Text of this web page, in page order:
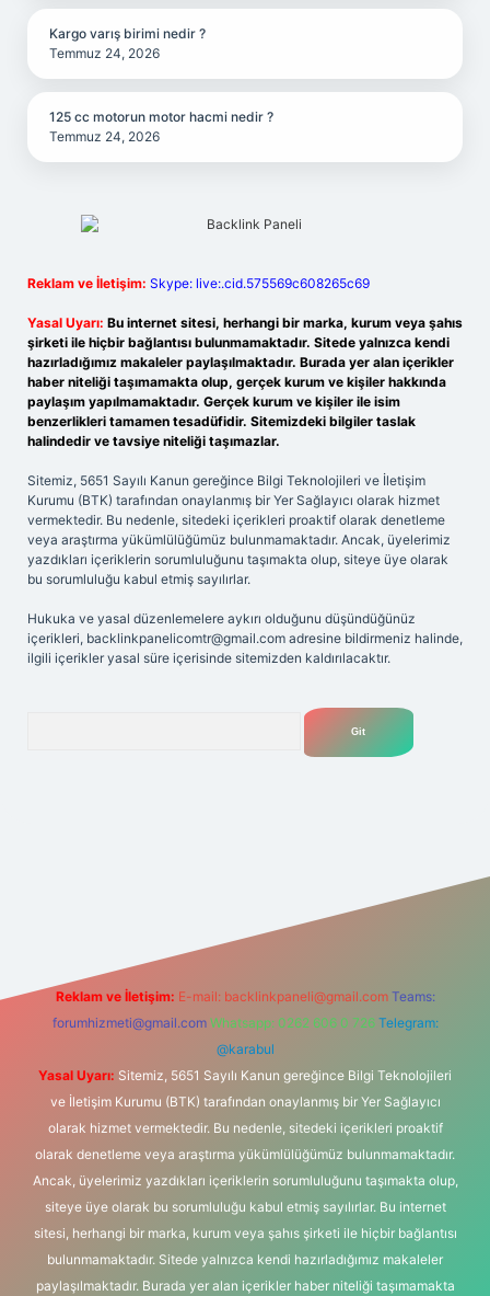
Kargo varış birimi nedir ?
Temmuz 24, 2026
125 cc motorun motor hacmi nedir ?
Temmuz 24, 2026
Reklam ve İletişim: Skype: live:.cid.575569c608265c69
Yasal Uyarı: Bu internet sitesi, herhangi bir marka, kurum veya şahıs
şirketi ile hiçbir bağlantısı bulunmamaktadır. Sitede yalnızca kendi
hazırladığımız makaleler paylaşılmaktadır. Burada yer alan içerikler
haber niteliği taşımamakta olup, gerçek kurum ve kişiler hakkında
paylaşım yapılmamaktadır. Gerçek kurum ve kişiler ile isim
benzerlikleri tamamen tesadüfidir. Sitemizdeki bilgiler taslak
halindedir ve tavsiye niteliği taşımazlar.
Sitemiz, 5651 Sayılı Kanun gereğince Bilgi Teknolojileri ve İletişim
Kurumu (BTK) tarafından onaylanmış bir Yer Sağlayıcı olarak hizmet
vermektedir. Bu nedenle, sitedeki içerikleri proaktif olarak denetleme
veya araştırma yükümlülüğümüz bulunmamaktadır. Ancak, üyelerimiz
yazdıkları içeriklerin sorumluluğunu taşımakta olup, siteye üye olarak
bu sorumluluğu kabul etmiş sayılırlar.
Hukuka ve yasal düzenlemelere aykırı olduğunu düşündüğünüz
içerikleri, backlinkpanelicomtr@gmail.com adresine bildirmeniz halinde,
ilgili içerikler yasal süre içerisinde sitemizden kaldırılacaktır.
Reklam ve İletişim: E-mail: backlinkpaneli@gmail.com Teams:
forumhizmeti@gmail.com Whatsapp: 0262 606 0 726 Telegram:
@karabul
Yasal Uyarı: Sitemiz, 5651 Sayılı Kanun gereğince Bilgi Teknolojileri
ve İletişim Kurumu (BTK) tarafından onaylanmış bir Yer Sağlayıcı
olarak hizmet vermektedir. Bu nedenle, sitedeki içerikleri proaktif
olarak denetleme veya araştırma yükümlülüğümüz bulunmamaktadır.
Ancak, üyelerimiz yazdıkları içeriklerin sorumluluğunu taşımakta olup,
siteye üye olarak bu sorumluluğu kabul etmiş sayılırlar. Bu internet
sitesi, herhangi bir marka, kurum veya şahıs şirketi ile hiçbir bağlantısı
bulunmamaktadır. Sitede yalnızca kendi hazırladığımız makaleler
paylaşılmaktadır. Burada yer alan içerikler haber niteliği taşımamakta